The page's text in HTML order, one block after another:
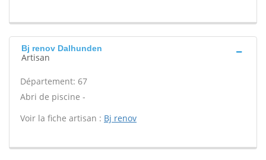
Bj renov Dalhunden
Artisan
Département: 67
Abri de piscine -
Voir la fiche artisan : Bj renov